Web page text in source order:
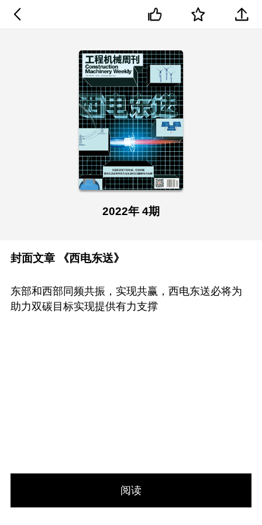
2022年 4期
封面文章 《西电东送》
东部和西部同频共振，实现共赢，西电东送必将为
助力双碳目标实现提供有力支撑
阅读